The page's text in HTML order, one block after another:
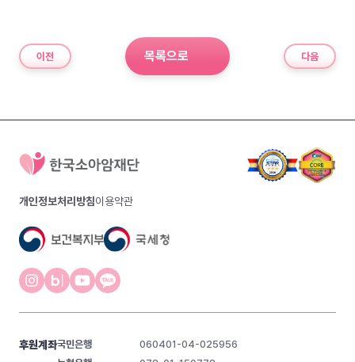
이전 목록으로 다음
개인정보처리방침이용약관
후원계좌국민은행
060401-04-025956